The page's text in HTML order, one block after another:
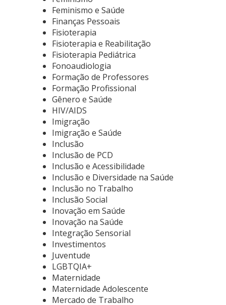
Feminismo e Saúde
Finanças Pessoais
Fisioterapia
Fisioterapia e Reabilitação
Fisioterapia Pediátrica
Fonoaudiologia
Formação de Professores
Formação Profissional
Gênero e Saúde
HIV/AIDS
Imigração
Imigração e Saúde
Inclusão
Inclusão de PCD
Inclusão e Acessibilidade
Inclusão e Diversidade na Saúde
Inclusão no Trabalho
Inclusão Social
Inovação em Saúde
Inovação na Saúde
Integração Sensorial
Investimentos
Juventude
LGBTQIA+
Maternidade
Maternidade Adolescente
Mercado de Trabalho